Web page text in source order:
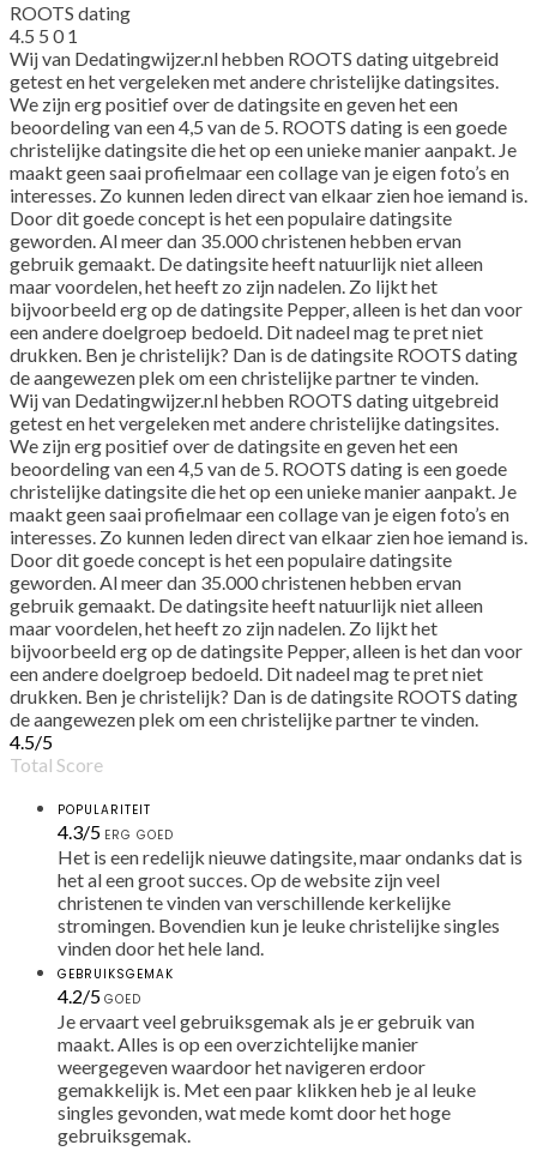
ROOTS dating
4.5 5 0 1
Wij van Dedatingwijzer.nl hebben ROOTS dating uitgebreid
getest en het vergeleken met andere christelijke datingsites.
We zijn erg positief over de datingsite en geven het een
beoordeling van een 4,5 van de 5. ROOTS dating is een goede
christelijke datingsite die het op een unieke manier aanpakt. Je
maakt geen saai profielmaar een collage van je eigen foto’s en
interesses. Zo kunnen leden direct van elkaar zien hoe iemand is.
Door dit goede concept is het een populaire datingsite
geworden. Al meer dan 35.000 christenen hebben ervan
gebruik gemaakt. De datingsite heeft natuurlijk niet alleen
maar voordelen, het heeft zo zijn nadelen. Zo lijkt het
bijvoorbeeld erg op de datingsite Pepper, alleen is het dan voor
een andere doelgroep bedoeld. Dit nadeel mag te pret niet
drukken. Ben je christelijk? Dan is de datingsite ROOTS dating
de aangewezen plek om een christelijke partner te vinden.
Wij van Dedatingwijzer.nl hebben ROOTS dating uitgebreid
getest en het vergeleken met andere christelijke datingsites.
We zijn erg positief over de datingsite en geven het een
beoordeling van een 4,5 van de 5. ROOTS dating is een goede
christelijke datingsite die het op een unieke manier aanpakt. Je
maakt geen saai profielmaar een collage van je eigen foto’s en
interesses. Zo kunnen leden direct van elkaar zien hoe iemand is.
Door dit goede concept is het een populaire datingsite
geworden. Al meer dan 35.000 christenen hebben ervan
gebruik gemaakt. De datingsite heeft natuurlijk niet alleen
maar voordelen, het heeft zo zijn nadelen. Zo lijkt het
bijvoorbeeld erg op de datingsite Pepper, alleen is het dan voor
een andere doelgroep bedoeld. Dit nadeel mag te pret niet
drukken. Ben je christelijk? Dan is de datingsite ROOTS dating
de aangewezen plek om een christelijke partner te vinden.
4,5
rating
4.5/5
Total Score
POPULARITEIT
4,3
rating
4.3/5 ERG GOED
Het is een redelijk nieuwe datingsite, maar ondanks dat is
het al een groot succes. Op de website zijn veel
christenen te vinden van verschillende kerkelijke
stromingen. Bovendien kun je leuke christelijke singles
vinden door het hele land.
GEBRUIKSGEMAK
4,2
rating
4.2/5 GOED
Je ervaart veel gebruiksgemak als je er gebruik van
maakt. Alles is op een overzichtelijke manier
weergegeven waardoor het navigeren erdoor
gemakkelijk is. Met een paar klikken heb je al leuke
singles gevonden, wat mede komt door het hoge
gebruiksgemak.